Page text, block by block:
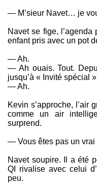
— M’sieur Navet… je
Navet se fige,
enfant pris avec un pot
— Ah.
— Ah ouais. Tout.
jusqu’à « Invité spécial
— Ah.
Kevin s’approche, l’air
comme un air
surprend.
— Vous êtes pas un vrai
Navet soupire. Il a été
QI rivalise avec celui
peu.